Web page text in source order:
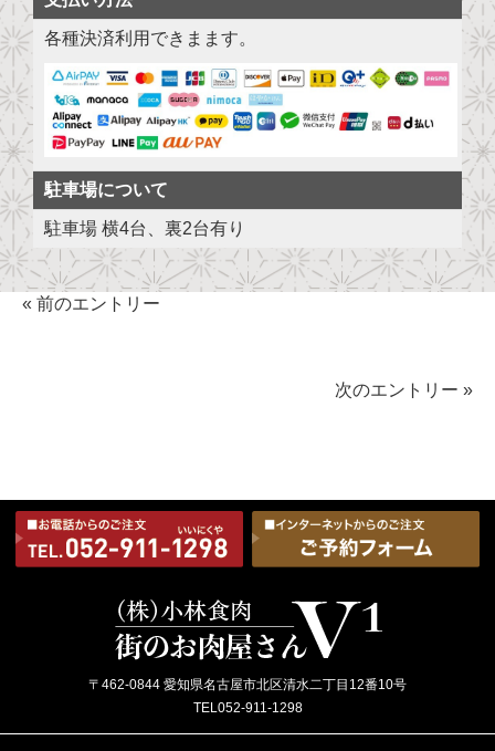
各種決済利用できまます。
駐車場について
駐車場 横4台、裏2台有り
« 前のエントリー
次のエントリー »
〒462-0844 愛知県名古屋市北区清水二丁目12番10号
TEL052-911-1298